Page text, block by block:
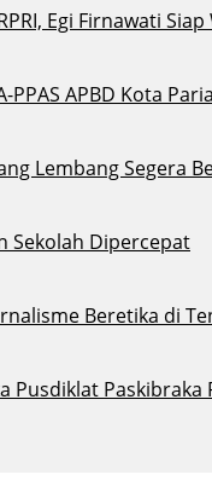
Egi Firnawati
APBD Kota
Lembang Segera
Sekolah Dipercepat
Beretika di
Pusdiklat Paskibraka